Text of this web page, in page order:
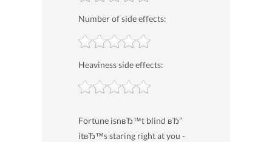
Number of side effects:
Heaviness side effects:
Fortune isnвЂ™t blind вЂ”
itвЂ™s staring right at you -